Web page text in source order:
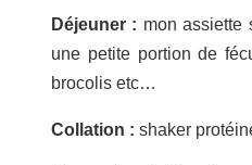
Déjeuner : mon assiette
une petite portion de
brocolis etc…
Collation : shaker